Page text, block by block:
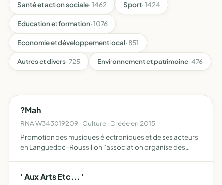
Santé et action sociale· 1462 Sport· 1424
Education et formation· 1076
Economie et développement local· 851
Autres et divers· 725 Environnement et patrimoine· 476
?Mah
RNA W343019209 · Culture · Créée en 2015
Promotion des musiques électroniques et de ses acteurs
en Languedoc-Roussillon l'association organise des
lieu…
' Aux Arts Etc... '